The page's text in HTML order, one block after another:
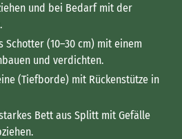
und bei Bedarf mit der
Schotter (10–30 cm) mit einem
und verdichten.
(Tiefborde) mit Rückenstütze in
Bett aus Splitt mit Gefälle